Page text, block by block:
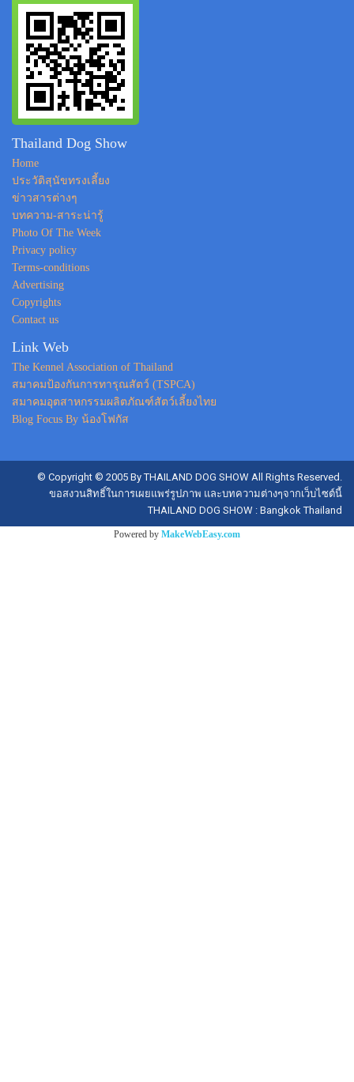
Thailand Dog Show
Home
ประวัติสุนัขทรงเลี้ยง
ข่าวสารต่างๆ
บทความ-สาระน่ารู้
Photo Of The Week
Privacy policy
Terms-conditions
Advertising
Copyrights
Contact us
Link Web
The Kennel Association of Thailand
สมาคมป้องกันการทารุณสัตว์ (TSPCA)
สมาคมอุตสาหกรรมผลิตภัณฑ์สัตว์เลี้ยงไทย
Blog Focus By น้องโฟกัส
© Copyright © 2005 By THAILAND DOG SHOW All Rights Reserved.
ขอสงวนสิทธิ์ในการเผยแพร่รูปภาพ และบทความต่างๆจากเว็บไซต์นี้
THAILAND DOG SHOW : Bangkok Thailand
Powered by MakeWebEasy.com